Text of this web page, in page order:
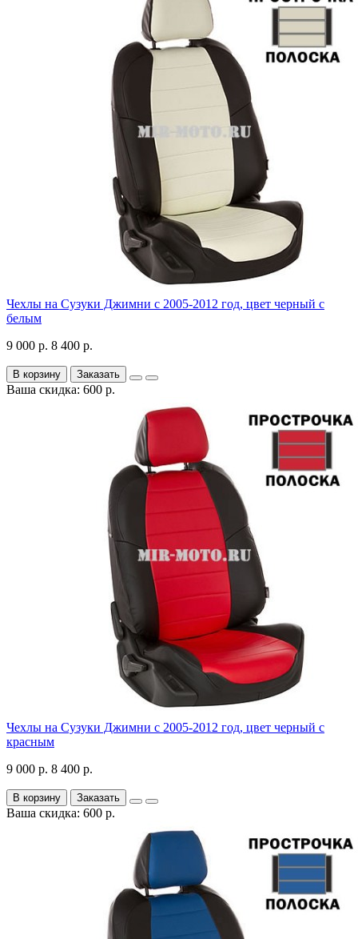
Чехлы на Сузуки Джимни с 2005-2012 год, цвет черный с
белым
9 000 р. 8 400 р.
В корзину Заказать
Ваша скидка: 600 р.
Чехлы на Сузуки Джимни с 2005-2012 год, цвет черный с
красным
9 000 р. 8 400 р.
В корзину Заказать
Ваша скидка: 600 р.